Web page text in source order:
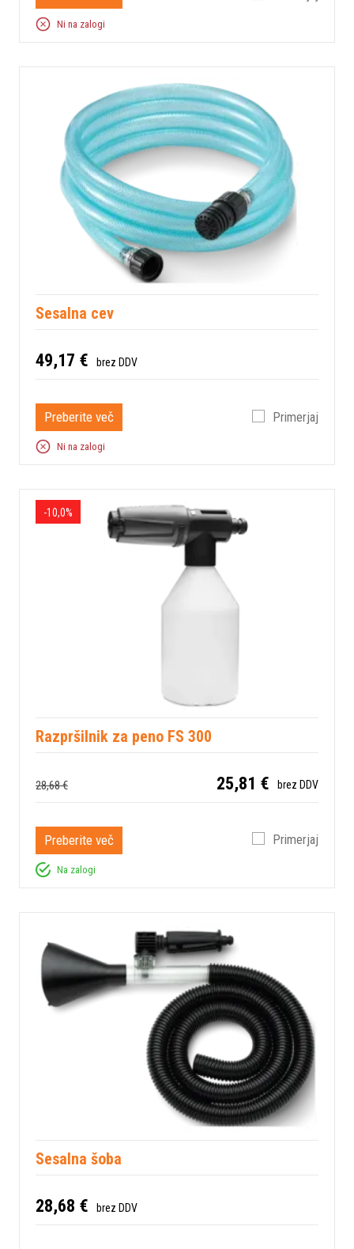
Ni na zalogi
Sesalna cev
49,17 € brez DDV
Preberite več Primerjaj
Ni na zalogi
-10,0%
Razpršilnik za peno FS 300
28,68 € 25,81 € brez DDV
Preberite več Primerjaj
Na zalogi
Sesalna šoba
28,68 € brez DDV